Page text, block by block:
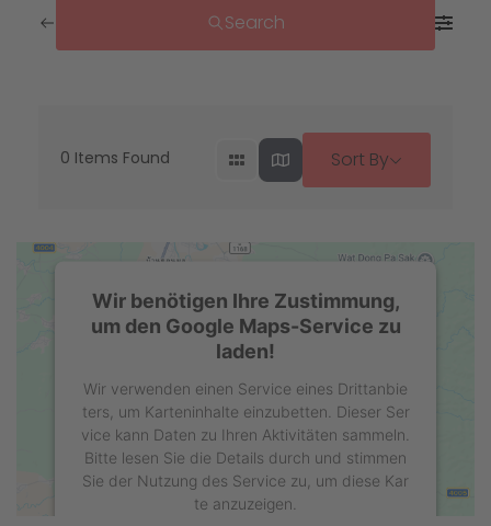
Search
0 Items Found Sort By
Wir benötigen Ihre Zustimmung,
um den Google Maps-Service zu
laden!
Wir verwenden einen Service eines Drittanbie
ters, um Karteninhalte einzubetten. Dieser Ser
vice kann Daten zu Ihren Aktivitäten sammeln.
Bitte lesen Sie die Details durch und stimmen
Sie der Nutzung des Service zu, um diese Kar
te anzuzeigen.